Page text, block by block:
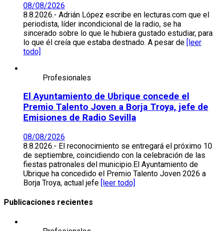
08/08/2026
8.8.2026.- Adrián López escribe en lecturas.com que el
periodista, líder incondicional de la radio, se ha
sincerado sobre lo que le hubiera gustado estudiar, para
lo que él creía que estaba destnado. A pesar de [leer
todo]
Profesionales
El Ayuntamiento de Ubrique concede el
Premio Talento Joven a Borja Troya, jefe de
Emisiones de Radio Sevilla
08/08/2026
8.8.2026.- El reconocimiento se entregará el próximo 10
de septiembre, coincidiendo con la celebración de las
fiestas patronales del municipio.El Ayuntamiento de
Ubrique ha concedido el Premio Talento Joven 2026 a
Borja Troya, actual jefe [leer todo]
Publicaciones recientes